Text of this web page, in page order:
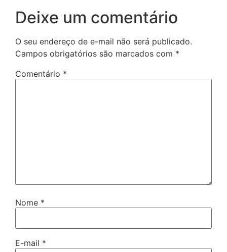
Deixe um comentário
O seu endereço de e-mail não será publicado.
Campos obrigatórios são marcados com *
Comentário *
Nome *
E-mail *